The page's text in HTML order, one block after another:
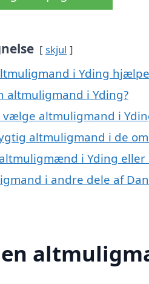
skjul
i Yding
altmuligmand i Yding?
vælge altmuligmand i
altmuligmand i de
i Yding eller
i andre dele af